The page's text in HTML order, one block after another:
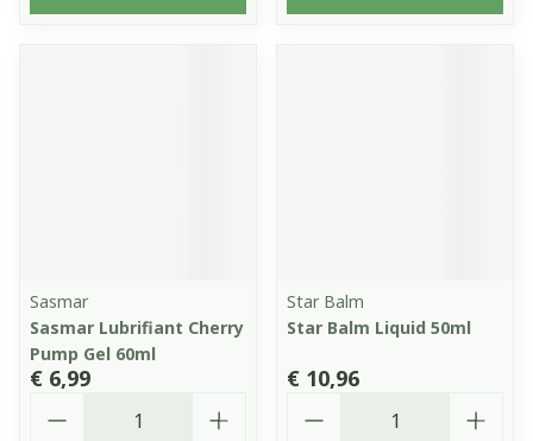
Sasmar
Sasmar Lubrifiant Cherry
Pump Gel 60ml
€ 6,99
Star Balm
Star Balm Liquid 50ml
€ 10,96